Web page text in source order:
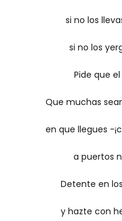
si no los
si no los
Pide que
Que muchas
en que llegues -
a puertos
Detente en
y hazte con